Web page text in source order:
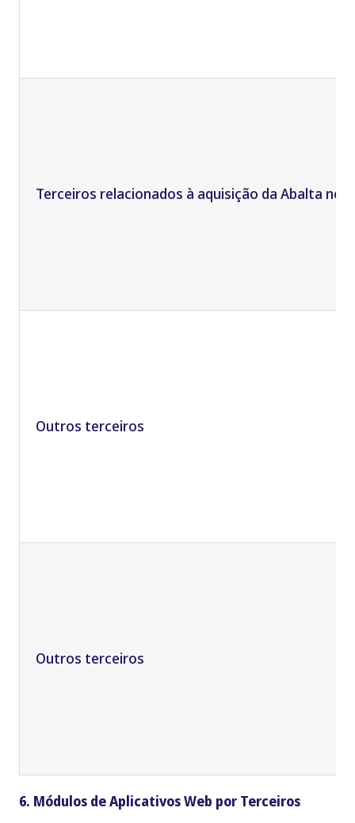
Terceiros relacionados à aquisição da Abalta no
Outros terceiros
Outros terceiros
6. Módulos de Aplicativos Web por Terceiros